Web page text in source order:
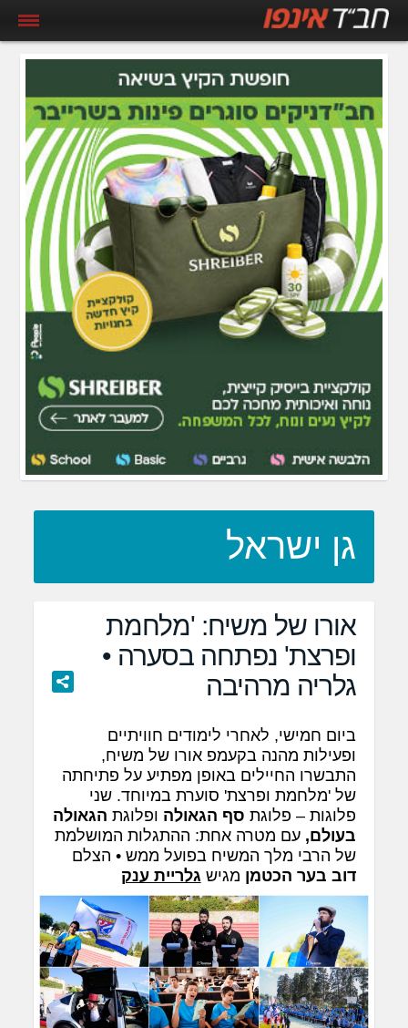
גן ישראל
אורו של משיח: 'מלחמת
ופרצת' נפתחה בסערה •
גלריה מרהיבה
ביום חמישי, לאחרי לימודים חוויתיים
ופעילות מהנה בקעמפ אורו של משיח,
התבשרו החיילים באופן מפתיע על פתיחתה
של 'מלחמת ופרצת' סוערת במיוחד. שני
פלוגות – פלוגת סף הגאולה ופלוגת הגאולה
בעולם, עם מטרה אחת: ההתגלות המושלמת
של הרבי מלך המשיח בפועל ממש • הצלם
דוב בער הכטמן מגיש גלריית ענק